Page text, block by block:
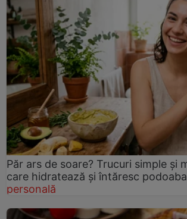
Păr ars de soare? Trucuri simple și
care hidratează și întăresc
personală